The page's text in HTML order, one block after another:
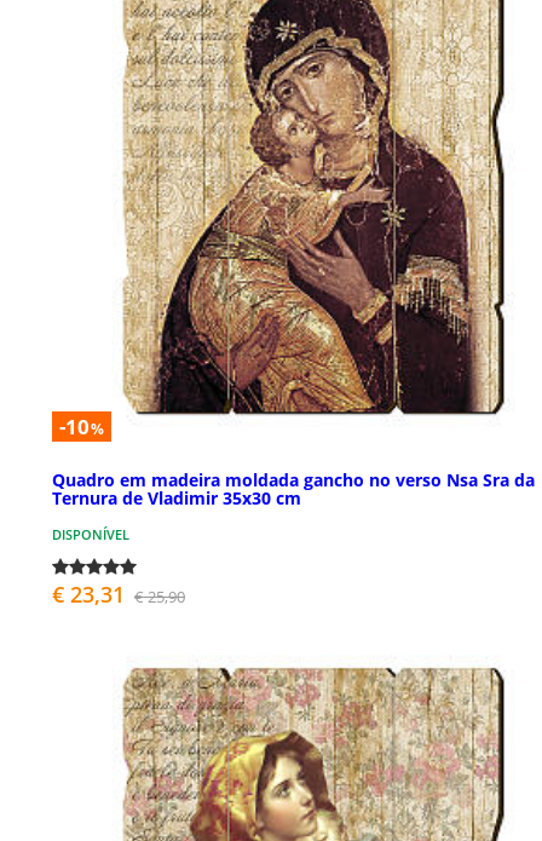
-10%
Quadro em madeira moldada gancho no verso Nsa Sra da
Ternura de Vladimir 35x30 cm
DISPONÍVEL
€ 23,31 € 25,90